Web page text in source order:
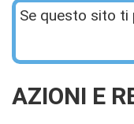
Se questo sito ti
AZIONI E